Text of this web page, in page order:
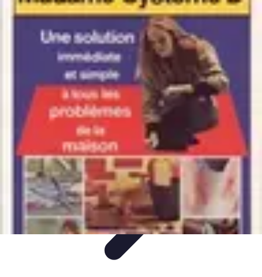
Astuces Rubik Cube
Astuces et TechniquesTechniques de SpeedcubingAstuces et
techniquesRésolution Techniques et Astuces
Astuces Rubik Cube